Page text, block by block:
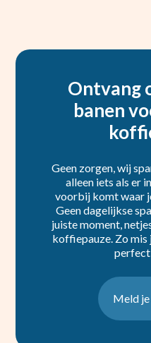
Ontvang
banen
Geen zorgen, wij
alleen iets als er
voorbij komt waar
Geen dagelijkse
juiste moment,
koffiepauze. Zo mis
perfect
Meld je